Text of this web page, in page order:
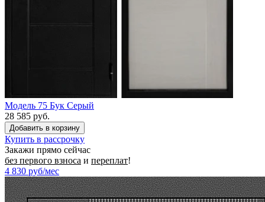
Модель 75 Бук Серый
28 585 руб.
Купить в рассрочку
Закажи прямо сейчас
без первого взноса и переплат!
4 830 руб/мес